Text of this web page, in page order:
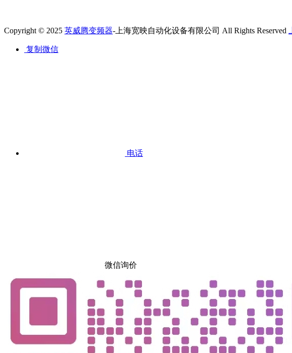
Copyright © 2025 英威腾变频器-上海宽映自动化设备有限公司 All Rights Reserved
复制微信
电话
微信询价